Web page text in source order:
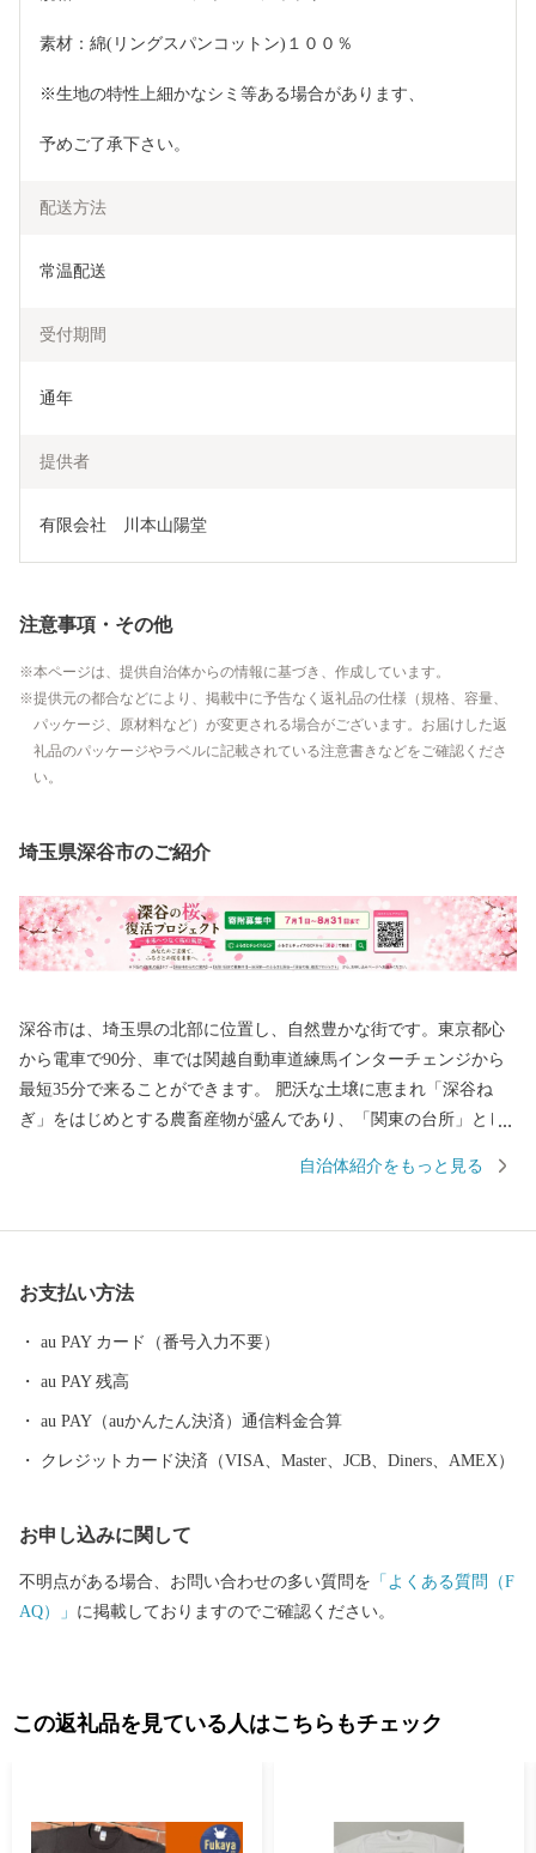
素材：綿(リングスパンコットン)１００％
※生地の特性上細かなシミ等ある場合があります、
予めご了承下さい。
配送方法
常温配送
受付期間
通年
提供者
有限会社　川本山陽堂
注意事項・その他
本ページは、提供自治体からの情報に基づき、作成しています。
提供元の都合などにより、掲載中に予告なく返礼品の仕様（規格、容量、
パッケージ、原材料など）が変更される場合がございます。お届けした返
礼品のパッケージやラベルに記載されている注意書きなどをご確認くださ
い。
埼玉県深谷市のご紹介
深谷市は、埼玉県の北部に位置し、自然豊かな街です。東京都心
から電車で90分、車では関越自動車道練馬インターチェンジから
最短35分で来ることができます。 肥沃な土壌に恵まれ「深谷ね
ぎ」をはじめとする農畜産物が盛んであり、「関東の台所」とし
チューリップなど花き栽培や造園業も盛んです。 また、最近２０
６００もの教育機関・社会公共事業の支援と民間外交にも熱心に
取り組み、数々の功績を残しました。 なお、財務省が発表したデ
すが、東京駅で使用されている煉瓦は、渋沢栄一翁が明治２０年
に設立した日本煉瓦製造会社（後の日本煉瓦製造株式会社）の上
敷免工場（深谷市）で作られたものも使われており、いずれも深
深谷の魅力を全国の皆さんにお届けしていきますので、よろしく
おネギしまぁ～す。 ーーーーーーーーーーーーーーーーーーーー
ーーーーーーーーーーーーーーー 【キャンセルにつきまして】 ふ
のうえ、ご寄附いただきますようお願いいたします。
自治体紹介をもっと見る
お支払い方法
au PAY カード（番号入力不要）
au PAY 残高
au PAY（auかんたん決済）通信料金合算
クレジットカード決済（VISA、Master、JCB、Diners、AMEX）
お申し込みに関して
不明点がある場合、お問い合わせの多い質問を 「よくある質問（F
AQ）」 に掲載しておりますのでご確認ください。
この返礼品を見ている人はこちらもチェック